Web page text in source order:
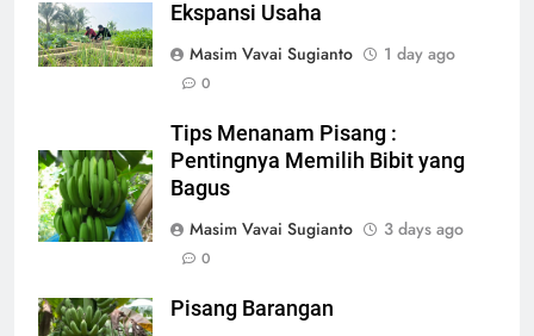
Ekspansi Usaha
Masim Vavai Sugianto
1 day ago
0
Tips Menanam Pisang :
Pentingnya Memilih Bibit yang
Bagus
Masim Vavai Sugianto
3 days ago
0
Pisang Barangan